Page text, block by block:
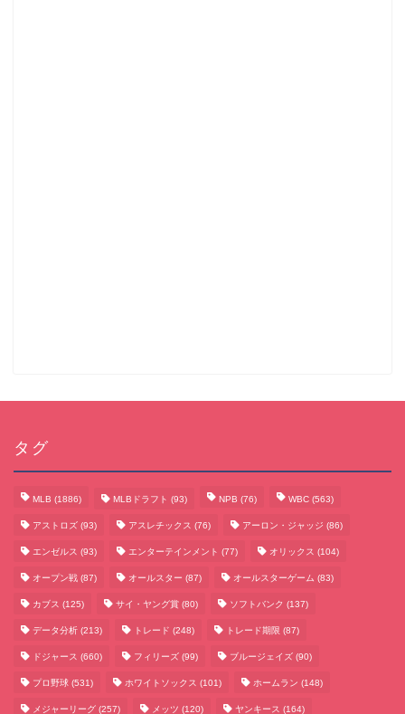
タグ
MLB (1886) MLBドラフト (93) NPB (76) WBC (563)
アストロズ (93) アスレチックス (76) アーロン・ジャッジ (86)
エンゼルス (93) エンターテインメント (77) オリックス (104)
オープン戦 (87) オールスター (87) オールスターゲーム (83)
カブス (125) サイ・ヤング賞 (80) ソフトバンク (137)
データ分析 (213) トレード (248) トレード期限 (87)
ドジャース (660) フィリーズ (99) ブルージェイズ (90)
プロ野球 (531) ホワイトソックス (101) ホームラン (148)
メジャーリーグ (257) メッツ (120) ヤンキース (164)